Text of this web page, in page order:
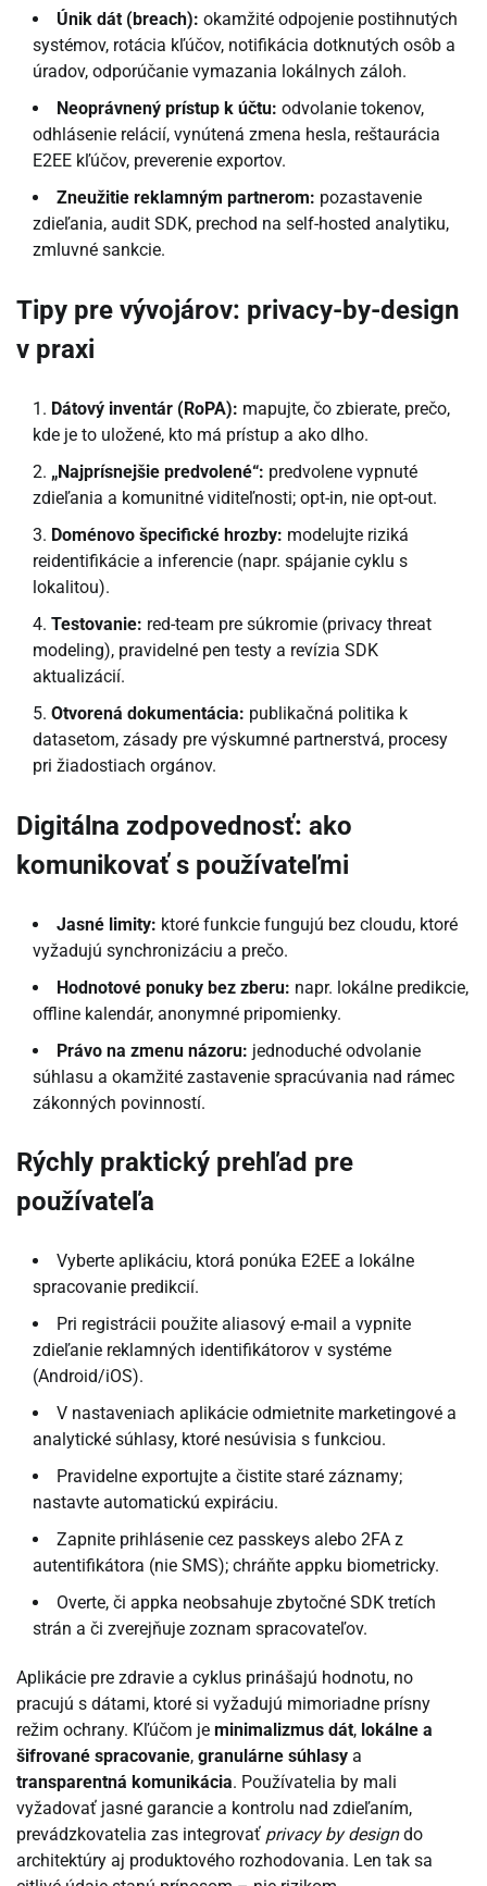
Únik dát (breach): okamžité odpojenie postihnutých
systémov, rotácia kľúčov, notifikácia dotknutých osôb a
úradov, odporúčanie vymazania lokálnych záloh.
Neoprávnený prístup k účtu: odvolanie tokenov,
odhlásenie relácií, vynútená zmena hesla, reštaurácia
E2EE kľúčov, preverenie exportov.
Zneužitie reklamným partnerom: pozastavenie
zdieľania, audit SDK, prechod na self-hosted analytiku,
zmluvné sankcie.
Tipy pre vývojárov: privacy-by-design
v praxi
Dátový inventár (RoPA): mapujte, čo zbierate, prečo,
kde je to uložené, kto má prístup a ako dlho.
„Najprísnejšie predvolené“: predvolene vypnuté
zdieľania a komunitné viditeľnosti; opt-in, nie opt-out.
Doménovo špecifické hrozby: modelujte riziká
reidentifikácie a inferencie (napr. spájanie cyklu s
lokalitou).
Testovanie: red-team pre súkromie (privacy threat
modeling), pravidelné pen testy a revízia SDK
aktualizácií.
Otvorená dokumentácia: publikačná politika k
datasetom, zásady pre výskumné partnerstvá, procesy
pri žiadostiach orgánov.
Digitálna zodpovednosť: ako
komunikovať s používateľmi
Jasné limity: ktoré funkcie fungujú bez cloudu, ktoré
vyžadujú synchronizáciu a prečo.
Hodnotové ponuky bez zberu: napr. lokálne predikcie,
offline kalendár, anonymné pripomienky.
Právo na zmenu názoru: jednoduché odvolanie
súhlasu a okamžité zastavenie spracúvania nad rámec
zákonných povinností.
Rýchly praktický prehľad pre
používateľa
Vyberte aplikáciu, ktorá ponúka E2EE a lokálne
spracovanie predikcií.
Pri registrácii použite aliasový e-mail a vypnite
zdieľanie reklamných identifikátorov v systéme
(Android/iOS).
V nastaveniach aplikácie odmietnite marketingové a
analytické súhlasy, ktoré nesúvisia s funkciou.
Pravidelne exportujte a čistite staré záznamy;
nastavte automatickú expiráciu.
Zapnite prihlásenie cez passkeys alebo 2FA z
autentifikátora (nie SMS); chráňte appku biometricky.
Overte, či appka neobsahuje zbytočné SDK tretích
strán a či zverejňuje zoznam spracovateľov.
Aplikácie pre zdravie a cyklus prinášajú hodnotu, no
pracujú s dátami, ktoré si vyžadujú mimoriadne prísny
režim ochrany. Kľúčom je minimalizmus dát, lokálne a
šifrované spracovanie, granulárne súhlasy a
transparentná komunikácia. Používatelia by mali
vyžadovať jasné garancie a kontrolu nad zdieľaním,
prevádzkovatelia zas integrovať privacy by designdo
architektúry aj produktového rozhodovania. Len tak sa